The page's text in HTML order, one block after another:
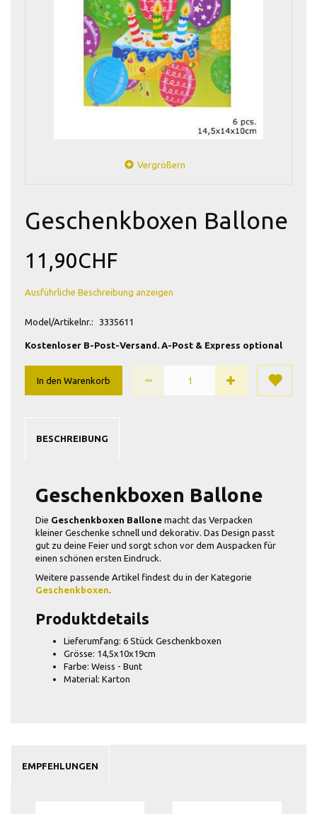
Vergrößern
Geschenkboxen Ballone
11,90CHF
Ausführliche Beschreibung anzeigen
Model/Artikelnr.: 3335611
Kostenloser B-Post-Versand. A-Post & Express optional
In den Warenkorb
BESCHREIBUNG
Geschenkboxen Ballone
Die Geschenkboxen Ballone macht das Verpacken
kleiner Geschenke schnell und dekorativ. Das Design passt
gut zu deine Feier und sorgt schon vor dem Auspacken für
einen schönen ersten Eindruck.
Weitere passende Artikel findest du in der Kategorie
Geschenkboxen.
Produktdetails
Lieferumfang: 6 Stück Geschenkboxen
Grösse: 14,5x10x19cm
Farbe: Weiss - Bunt
Material: Karton
EMPFEHLUNGEN